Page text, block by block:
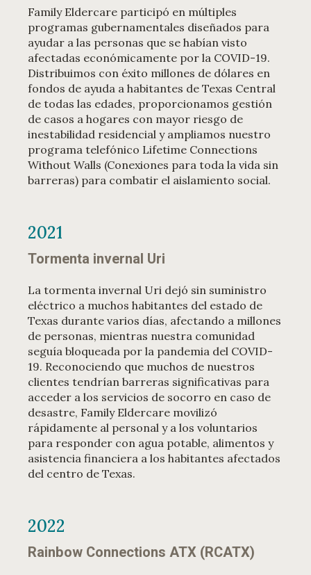
Family Eldercare participó en múltiples
programas gubernamentales diseñados para
ayudar a las personas que se habían visto
afectadas económicamente por la COVID-19.
Distribuimos con éxito millones de dólares en
fondos de ayuda a habitantes de Texas Central
de todas las edades, proporcionamos gestión
de casos a hogares con mayor riesgo de
inestabilidad residencial y ampliamos nuestro
programa telefónico Lifetime Connections
Without Walls (Conexiones para toda la vida sin
barreras) para combatir el aislamiento social.
2021
Tormenta invernal Uri
La tormenta invernal Uri dejó sin suministro
eléctrico a muchos habitantes del estado de
Texas durante varios días, afectando a millones
de personas, mientras nuestra comunidad
seguía bloqueada por la pandemia del COVID-
19. Reconociendo que muchos de nuestros
clientes tendrían barreras significativas para
acceder a los servicios de socorro en caso de
desastre, Family Eldercare movilizó
rápidamente al personal y a los voluntarios
para responder con agua potable, alimentos y
asistencia financiera a los habitantes afectados
del centro de Texas.
2022
Rainbow Connections ATX (RCATX)